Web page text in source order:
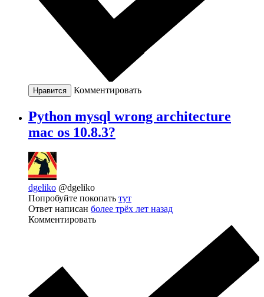
Нравится Комментировать
Python mysql wrong architecture
mac os 10.8.3?
dgeliko @dgeliko
Попробуйте покопать тут
Ответ написан более трёх лет назад
Комментировать